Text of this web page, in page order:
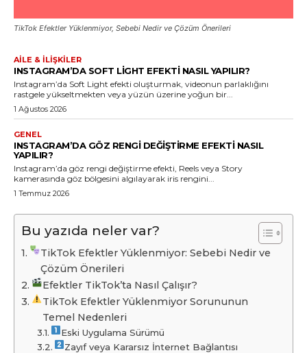
TikTok Efektler Yüklenmiyor, Sebebi Nedir ve Çözüm Önerileri
AILE & İLIŞKILER
INSTAGRAM’DA SOFT LIGHT EFEKTI NASIL YAPILIR?
Instagram’da Soft Light efekti oluşturmak, videonun parlaklığını
rastgele yükseltmekten veya yüzün üzerine yoğun bir...
1 Ağustos 2026
GENEL
INSTAGRAM’DA GÖZ RENGI DEĞIŞTIRME EFEKTI NASIL
YAPILIR?
Instagram’da göz rengi değiştirme efekti, Reels veya Story
kamerasında göz bölgesini algılayarak iris rengini...
1 Temmuz 2026
Bu yazıda neler var?
TikTok Efektler Yüklenmiyor: Sebebi Nedir ve
Çözüm Önerileri
Efektler TikTok’ta Nasıl Çalışır?
TikTok Efektler Yüklenmiyor Sorununun
Temel Nedenleri
Eski Uygulama Sürümü
Zayıf veya Kararsız İnternet Bağlantısı